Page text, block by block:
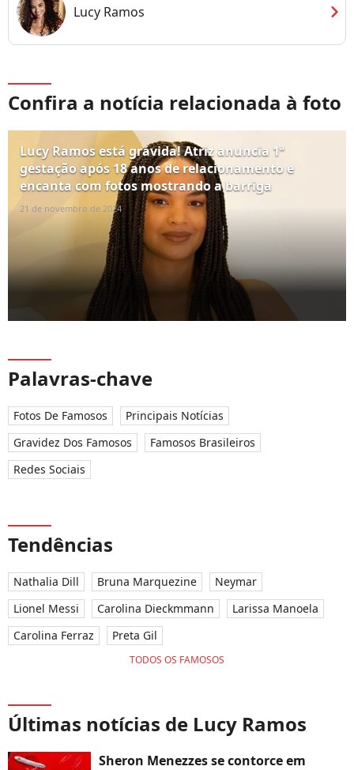
Lucy Ramos chevron_right
Confira a notícia relacionada à foto
Lucy Ramos está grávida! Atriz anuncia 1ª
gestação após 18 anos de relacionamento e
encanta com fotos mostrando a barriga
21 de novembro de 2024
Palavras-chave
Fotos De Famosos
Principais Notícias
Gravidez Dos Famosos
Famosos Brasileiros
Redes Sociais
Tendências
Nathalia Dill Bruna Marquezine
Neymar
Lionel Messi
Carolina Dieckmmann
Larissa Manoela
Carolina Ferraz
Preta Gil
TODOS OS FAMOSOS
Últimas notícias de Lucy Ramos
Sheron Menezzes se contorce em